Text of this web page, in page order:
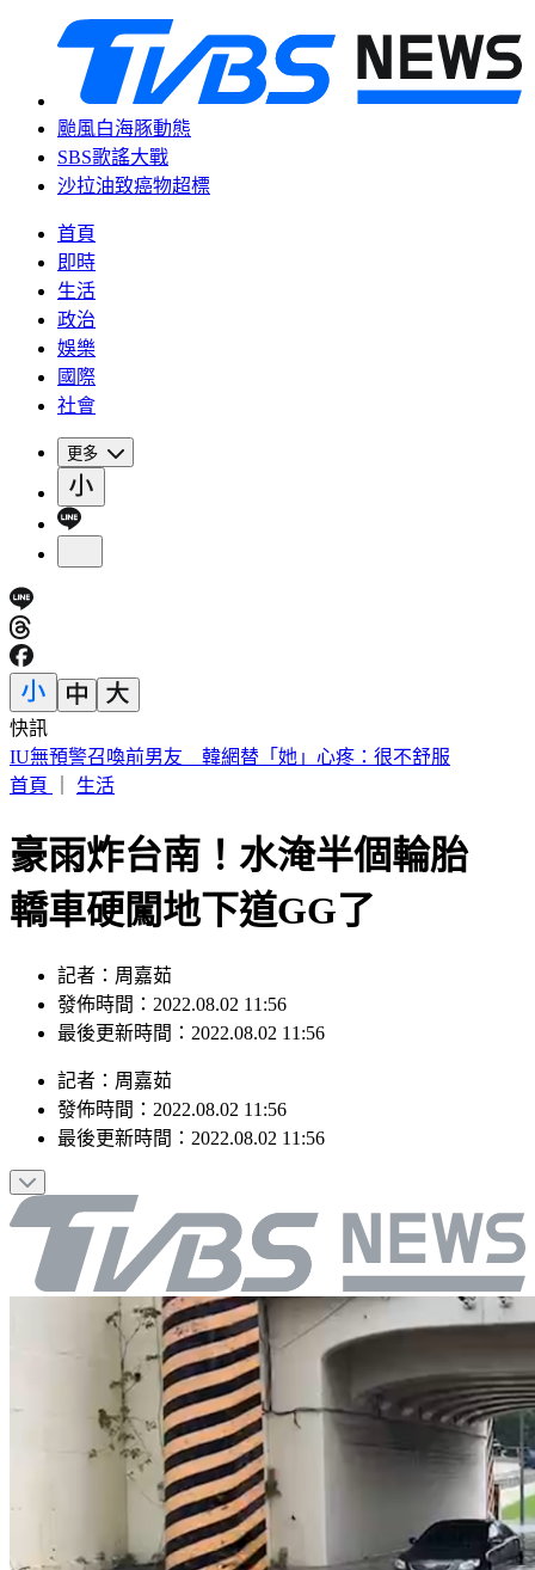
颱風白海豚動態
SBS歌謠大戰
沙拉油致癌物超標
首頁
即時
生活
政治
娛樂
國際
社會
更多
快訊
中國出入境新規將上路 陸委會曝「這類人」最危險
首頁
生活
豪雨炸台南！水淹半個輪胎
轎車硬闖地下道GG了
記者：周嘉茹
發佈時間：2022.08.02 11:56
最後更新時間：2022.08.02 11:56
記者 ： 周嘉茹
發佈時間： 2022.08.02 11:56
最後更新時間： 2022.08.02 11:56